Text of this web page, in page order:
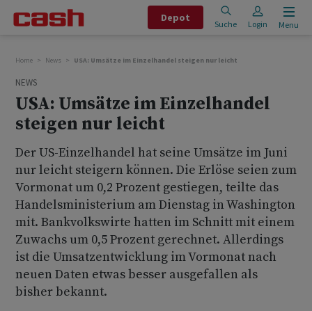
Depot
Suche Login Menu
Home News USA: Umsätze im Einzelhandel steigen nur leicht
NEWS
USA: Umsätze im Einzelhandel
steigen nur leicht
Der US-Einzelhandel hat seine Umsätze im Juni
nur leicht steigern können. Die Erlöse seien zum
Vormonat um 0,2 Prozent gestiegen, teilte das
Handelsministerium am Dienstag in Washington
mit. Bankvolkswirte hatten im Schnitt mit einem
Zuwachs um 0,5 Prozent gerechnet. Allerdings
ist die Umsatzentwicklung im Vormonat nach
neuen Daten etwas besser ausgefallen als
bisher bekannt.